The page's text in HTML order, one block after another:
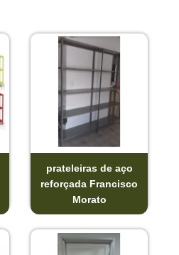
prateleiras de aço
reforçada Francisco
Morato